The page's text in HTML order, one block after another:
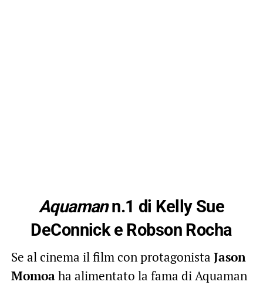
Aquamann.1 di Kelly Sue
DeConnick e Robson Rocha
Se al cinema il film con protagonista Jason
Momoaha alimentato la fama di Aquaman